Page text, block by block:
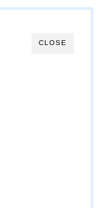
CLOSE